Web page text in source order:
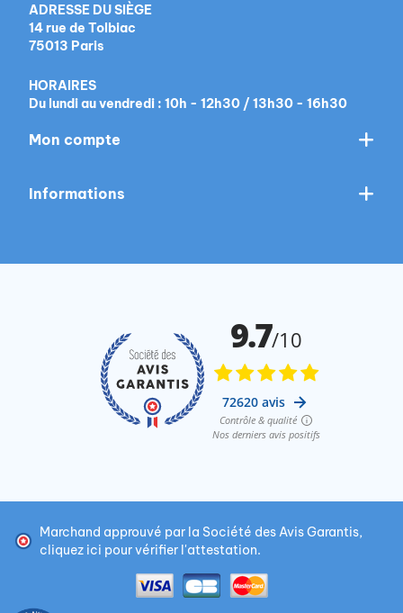
ADRESSE DU SIÈGE
14 rue de Tolbiac
75013 Paris
HORAIRES
Du lundi au vendredi : 10h - 12h30 / 13h30 - 16h30
Mon compte
Informations
Marchand approuvé par la Société des Avis Garantis,
cliquez ici pour vérifier l'attestation.